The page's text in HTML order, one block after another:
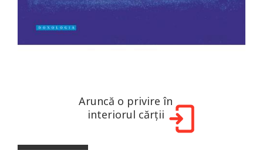
Aruncă o privire în
interiorul cărții